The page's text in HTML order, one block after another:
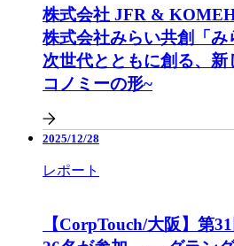
株式会社 JFR &
株式会社みらい共創「
次世代とともに創る、
コノミーの形~
2025/12/28
レポート
【CorpTouch/大阪】第